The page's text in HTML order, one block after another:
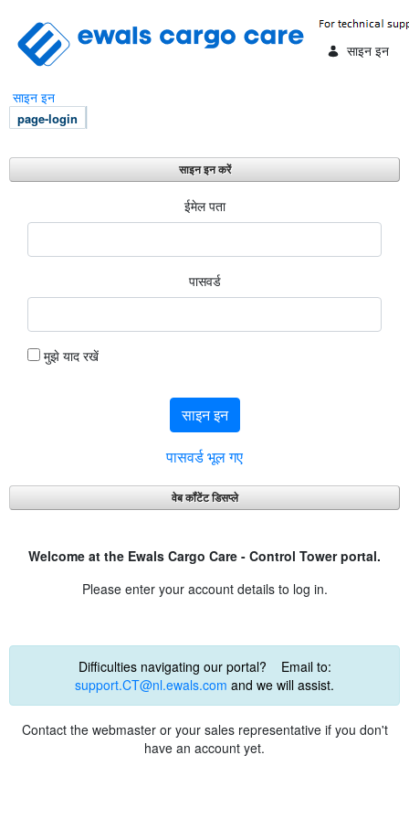
साइन इन
साइन इन
page-login
साइन इन करें
ईमेल पता
पासवर्ड
मुझे याद रखें
साइन इन
पासवर्ड भूल गए
वेब कॉंटेंट डिसप्ले
Welcome at the Ewals Cargo Care - Control Tower portal.
Please enter your account details to log in.
Difficulties navigating our portal? Email to:
support.CT@nl.ewals.com and we will assist.
Contact the webmaster or your sales representative if you don't
have an account yet.